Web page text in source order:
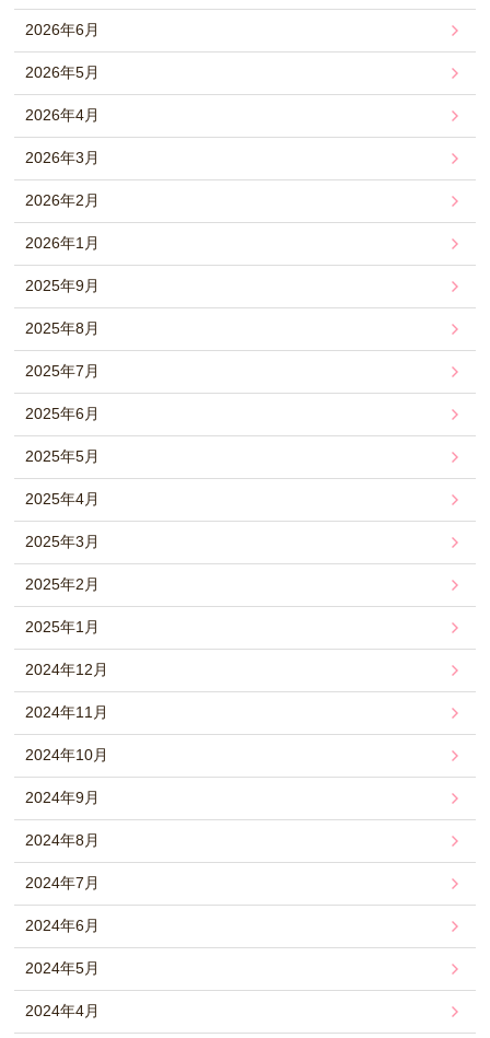
2026年6月
2026年5月
2026年4月
2026年3月
2026年2月
2026年1月
2025年9月
2025年8月
2025年7月
2025年6月
2025年5月
2025年4月
2025年3月
2025年2月
2025年1月
2024年12月
2024年11月
2024年10月
2024年9月
2024年8月
2024年7月
2024年6月
2024年5月
2024年4月